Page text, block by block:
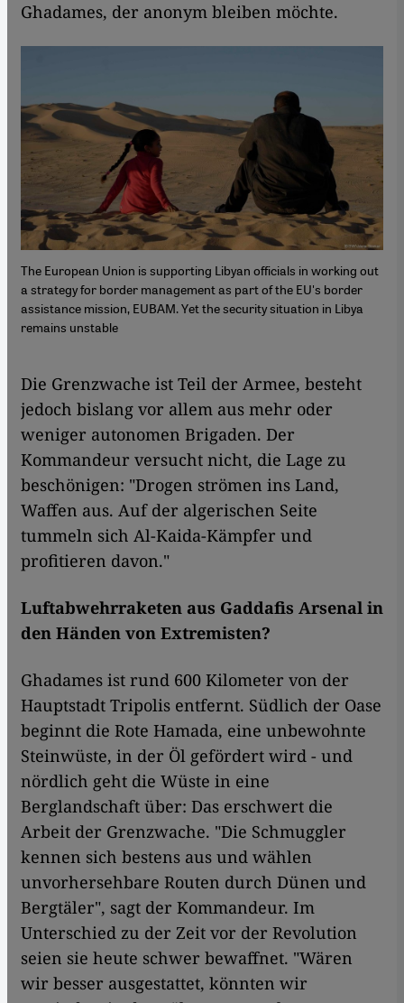
Ghadames, der anonym bleiben möchte.
The European Union is supporting Libyan officials in working out
a strategy for border management as part of the EU's border
assistance mission, EUBAM. Yet the security situation in Libya
remains unstable
Die Grenzwache ist Teil der Armee, besteht
jedoch bislang vor allem aus mehr oder
weniger autonomen Brigaden. Der
Kommandeur versucht nicht, die Lage zu
beschönigen: "Drogen strömen ins Land,
Waffen aus. Auf der algerischen Seite
tummeln sich Al-Kaida-Kämpfer und
profitieren davon."
Luftabwehrraketen aus Gaddafis Arsenal in
den Händen von Extremisten?
Ghadames ist rund 600 Kilometer von der
Hauptstadt Tripolis entfernt. Südlich der Oase
beginnt die Rote Hamada, eine unbewohnte
Steinwüste, in der Öl gefördert wird - und
nördlich geht die Wüste in eine
Berglandschaft über: Das erschwert die
Arbeit der Grenzwache. "Die Schmuggler
kennen sich bestens aus und wählen
unvorhersehbare Routen durch Dünen und
Bergtäler", sagt der Kommandeur. Im
Unterschied zu der Zeit vor der Revolution
seien sie heute schwer bewaffnet. "Wären
wir besser ausgestattet, könnten wir